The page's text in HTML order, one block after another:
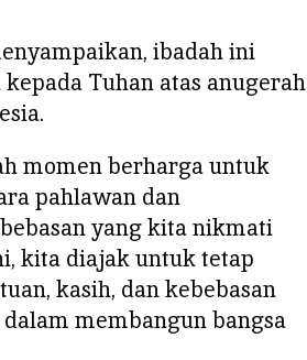
ibadah ini
Tuhan atas anugerah
momen berharga untuk
pahlawan dan
yang kita nikmati
kita diajak untuk tetap
kasih, dan kebebasan
membangun bangsa